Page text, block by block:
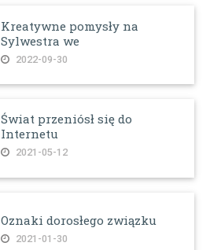
Kreatywne pomysły na
Sylwestra we
2022-09-30
Świat przeniósł się do
Internetu
2021-05-12
Oznaki dorosłego związku
2021-01-30